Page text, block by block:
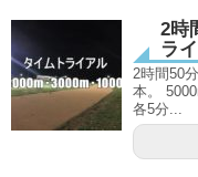
2時
ラ
2時間50
本。
各5分...